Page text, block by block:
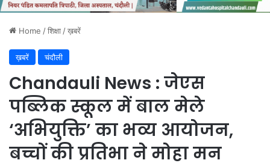
Home /शिक्षा /ख़बरें
ख़बरें चंदौली
Chandauli News : जेएस
पब्लिक स्कूल में बाल मेले
‘अभियुक्ति’ का भव्य आयोजन,
बच्चों की प्रतिभा ने मोहा मन